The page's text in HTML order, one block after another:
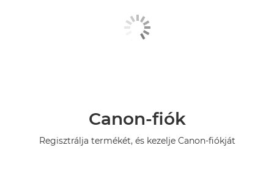
Canon-fiók
Regisztrálja termékét, és kezelje Canon-fiókját